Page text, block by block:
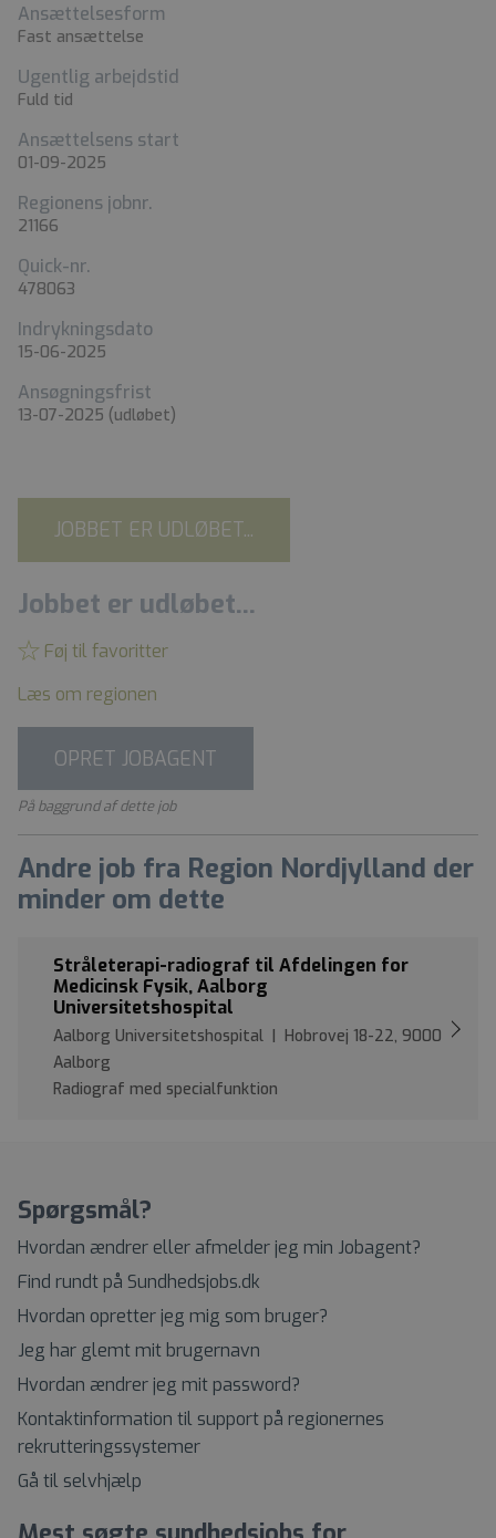
Ansættelsesform
Fast ansættelse
Ugentlig arbejdstid
Fuld tid
Ansættelsens start
01-09-2025
Regionens jobnr.
21166
Quick-nr.
478063
Indrykningsdato
15-06-2025
Ansøgningsfrist
13-07-2025 (udløbet)
JOBBET ER UDLØBET...
Jobbet er udløbet...
Føj til favoritter
Læs om regionen
OPRET JOBAGENT
På baggrund af dette job
Andre job fra Region Nordjylland der
minder om dette
Stråleterapi-radiograf til Afdelingen for
Medicinsk Fysik, Aalborg
Universitetshospital
Aalborg Universitetshospital | Hobrovej 18-22, 9000
Aalborg
Radiograf med specialfunktion
Spørgsmål?
Hvordan ændrer eller afmelder jeg min Jobagent?
Find rundt på Sundhedsjobs.dk
Hvordan opretter jeg mig som bruger?
Jeg har glemt mit brugernavn
Hvordan ændrer jeg mit password?
Kontaktinformation til support på regionernes
rekrutteringssystemer
Gå til selvhjælp